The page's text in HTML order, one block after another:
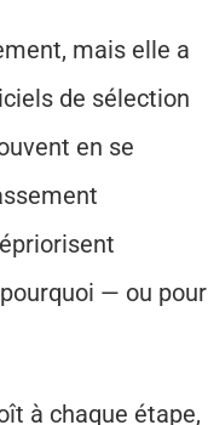
mais elle a
de sélection
en se
— ou pour
à chaque étape,